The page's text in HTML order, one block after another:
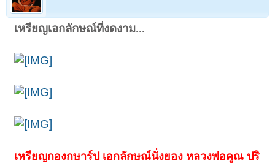
เหรียญเอกลักษณ์ที่งดงาม...
เหรียญกองกษาร์ป เอกลักษณ์นั่งยอง หลวงพ่อคูณ ปริ